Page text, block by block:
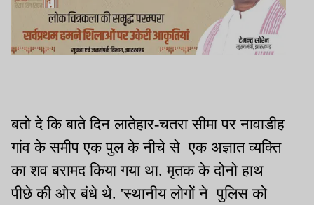
बतो दे कि बाते दिन लातेहार-चतरा सीमा पर नावाडीह
गांव के समीप एक पुल के नीचे से एक अज्ञात व्‍यक्ति
का शव बरामद किया गया था. मृतक के दोनो हाथ
पीछे की ओर बंधे थे. 'स्थानीय लोगोें ने पुलिस को